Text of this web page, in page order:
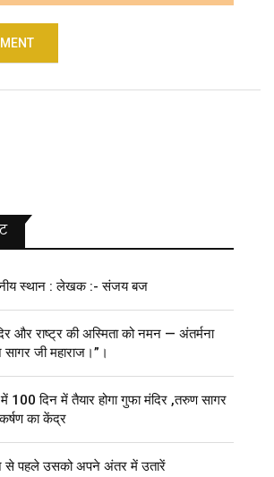
स्थान : लेखक :- संजय बज
और राष्ट्र की अस्मिता को नमन — अंतर्मना
सागर जी महाराज।”।
में 100 दिन में तैयार होगा गुफा मंदिर ,तरुण सागर
का केंद्र
से पहले उसको अपने अंतर में उतारें